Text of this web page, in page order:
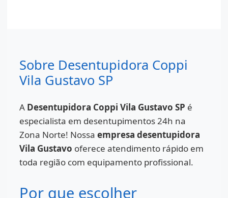
Sobre Desentupidora Coppi
Vila Gustavo SP
A Desentupidora Coppi Vila Gustavo SP é
especialista em desentupimentos 24h na
Zona Norte! Nossaempresa desentupidora
Vila Gustavo oferece atendimento rápido em
toda região com equipamento profissional.
Por que escolher